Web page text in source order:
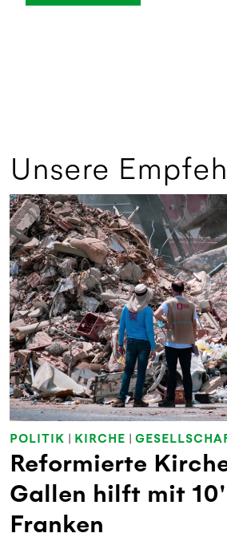
Unsere
POLITIK | KIRCHE |
Reformierte
Gallen hilft mit
Franken